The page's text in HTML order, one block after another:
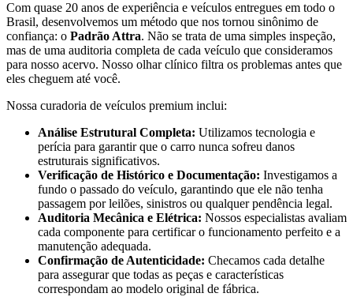
Com quase 20 anos de experiência e veículos entregues em todo o
Brasil, desenvolvemos um método que nos tornou sinônimo de
confiança: o Padrão Attra. Não se trata de uma simples inspeção,
mas de uma auditoria completa de cada veículo que consideramos
para nosso acervo. Nosso olhar clínico filtra os problemas antes que
eles cheguem até você.
Nossa curadoria de veículos premium inclui:
Análise Estrutural Completa: Utilizamos tecnologia e
perícia para garantir que o carro nunca sofreu danos
estruturais significativos.
Verificação de Histórico e Documentação: Investigamos a
fundo o passado do veículo, garantindo que ele não tenha
passagem por leilões, sinistros ou qualquer pendência legal.
Auditoria Mecânica e Elétrica: Nossos especialistas avaliam
cada componente para certificar o funcionamento perfeito e a
manutenção adequada.
Confirmação de Autenticidade: Checamos cada detalhe
para assegurar que todas as peças e características
correspondam ao modelo original de fábrica.